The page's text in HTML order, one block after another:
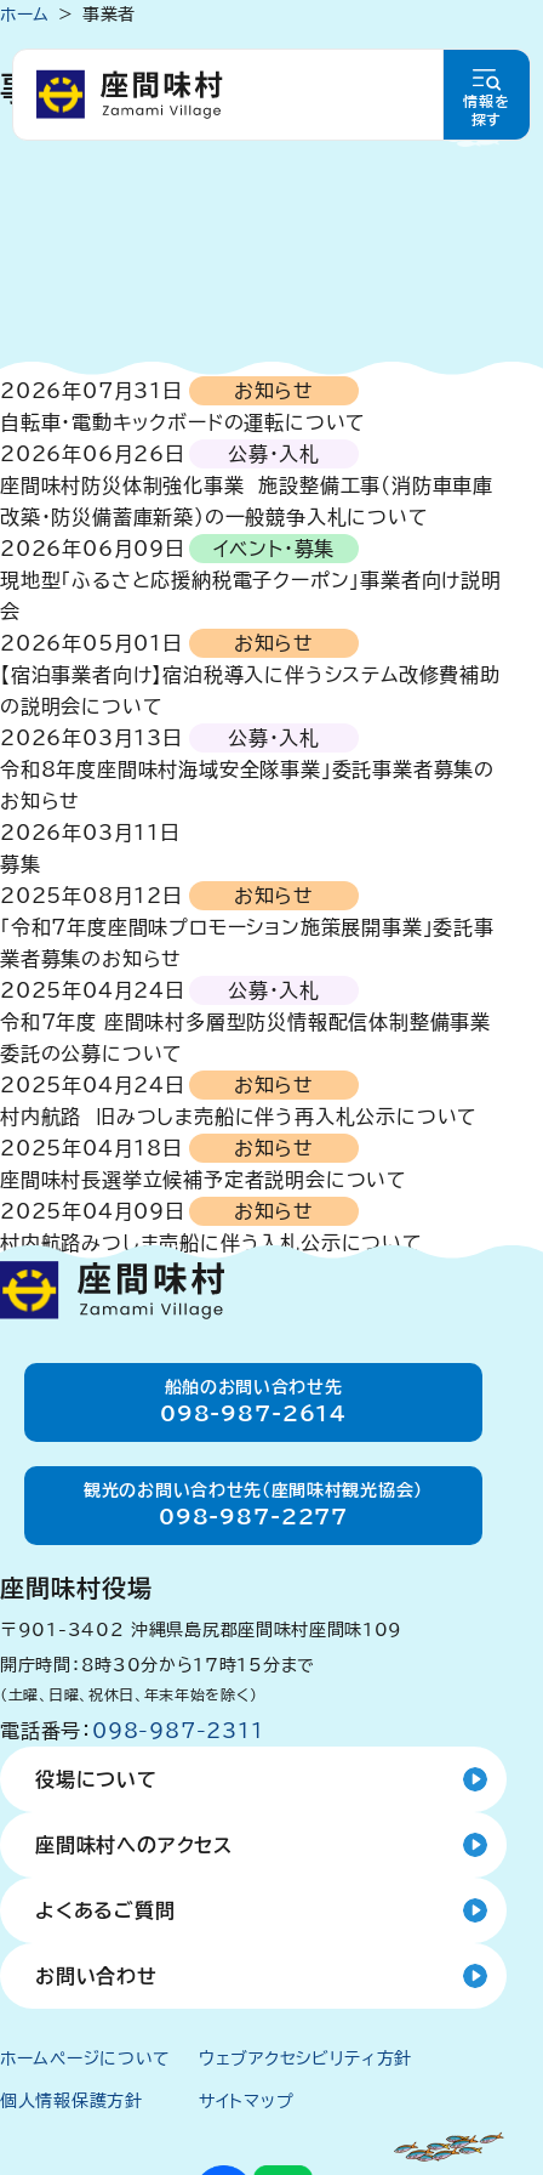
情報を
探す
ホーム 事業者
事業者
2026年07月31日
お知らせ
自転車・電動キックボードの運転について
2026年06月26日
公募・入札
座間味村防災体制強化事業 施設整備工事(消防車車庫
改築・防災備蓄庫新築)の一般競争入札について
2026年06月09日
イベント・募集
現地型「ふるさと応援納税電子クーポン」事業者向け説明
会
2026年05月01日
お知らせ
【宿泊事業者向け】宿泊税導入に伴うシステム改修費補助
の説明会について
2026年03月13日
公募・入札
令和8年度座間味村海域安全隊事業」委託事業者募集の
お知らせ
2026年03月11日
募集
2025年08月12日
お知らせ
「令和7年度座間味プロモーション施策展開事業」委託事
業者募集のお知らせ
2025年04月24日
公募・入札
令和7年度 座間味村多層型防災情報配信体制整備事業
委託の公募について
2025年04月24日
お知らせ
村内航路 旧みつしま売船に伴う再入札公示について
2025年04月18日
お知らせ
座間味村長選挙立候補予定者説明会について
2025年04月09日
お知らせ
村内航路みつしま売船に伴う入札公示について
船舶のお問い合わせ先
098-987-2614
観光のお問い合わせ先（座間味村観光協会）
098-987-2277
座間味村役場
〒901-3402 沖縄県島尻郡座間味村座間味109
開庁時間：8時30分から17時15分まで
（土曜、日曜、祝休日、年末年始を除く）
電話番号： 098-987-2311
役場について
座間味村へのアクセス
よくあるご質問
お問い合わせ
ホームページについて ウェブアクセシビリティ方針
個人情報保護方針 サイトマップ